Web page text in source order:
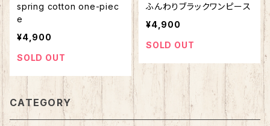
spring cotton one-piec
e
¥4,900
SOLD OUT
ふんわりブラックワンピース
¥4,900
SOLD OUT
CATEGORY